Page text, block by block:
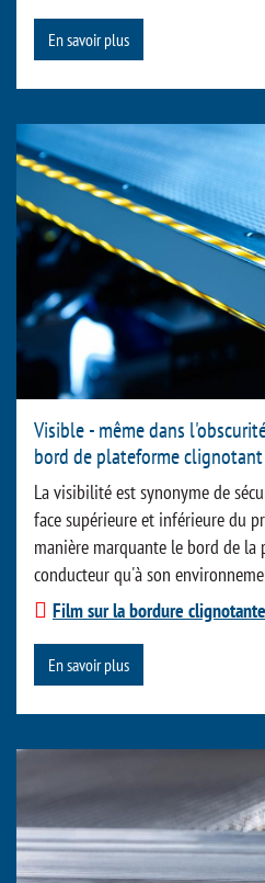
En savoir plus
Visible - même dans
bord de plateforme
La visibilité est synonyme de
face supérieure et inférieure du
manière marquante le bord de la
conducteur qu'à son
Film sur la bordure
En savoir plus